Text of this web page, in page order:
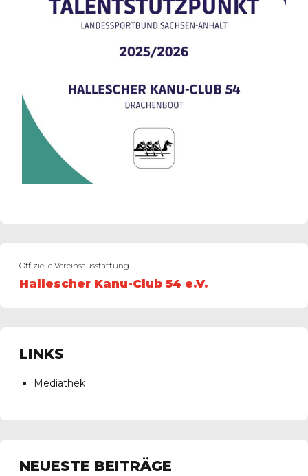
Offizielle Vereinsausstattung
Hallescher Kanu-Club 54 e.V.
LINKS
Mediathek
NEUESTE BEITRÄGE